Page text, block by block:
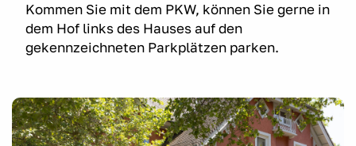
Kommen Sie mit dem PKW, können Sie gerne in
dem Hof links des Hauses auf den
gekennzeichneten Parkplätzen parken.